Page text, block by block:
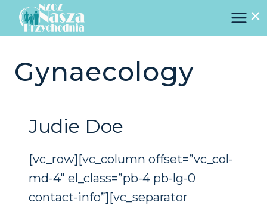
Przejdź
Gynaecology
Judie Doe
[vc_row][vc_column offset=”vc_col-
md-4″ el_class=”pb-4 pb-lg-0
contact-info”][vc_separator
×